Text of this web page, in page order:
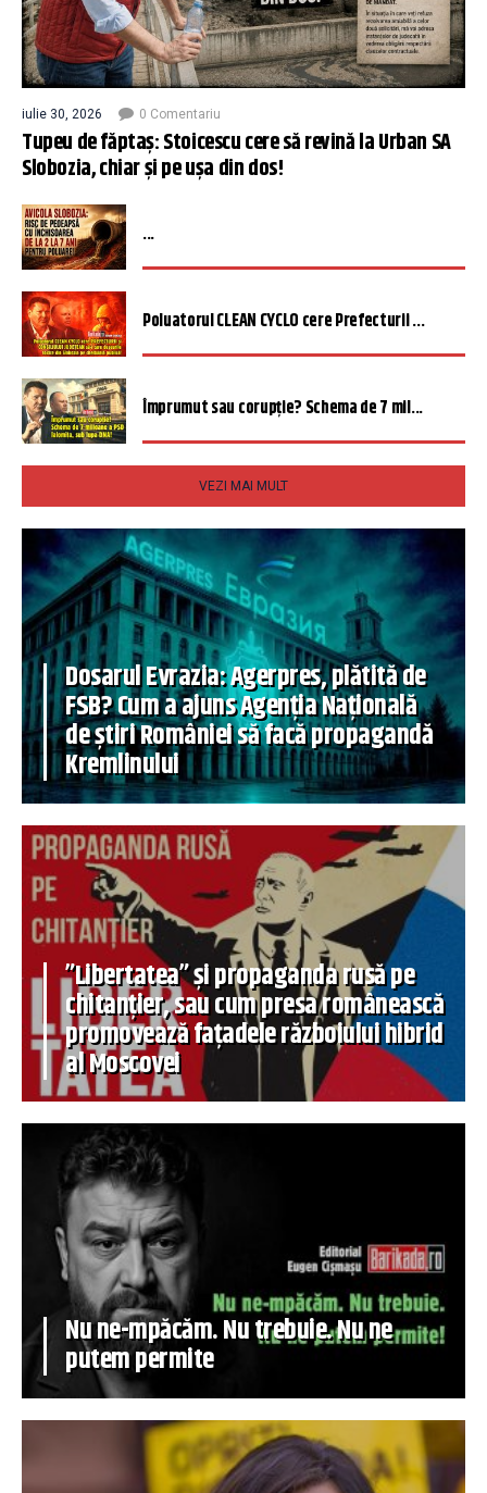
iulie 30, 2026 0 Comentariu
Tupeu de făptaș: Stoicescu cere să revină la Urban SA
Slobozia, chiar și pe ușa din dos!
...
Poluatorul CLEAN CYCLO cere Prefecturii ...
Împrumut sau corupție? Schema de 7 mil...
VEZI MAI MULT
Dosarul Evrazia: Agerpres, plătită de
FSB? Cum a ajuns Agenția Națională
de știri României să facă propagandă
Kremlinului
”Libertatea” și propaganda rusă pe
chitanțier, sau cum presa românească
promovează fațadele războiului hibrid
al Moscovei
Nu ne-mpăcăm. Nu trebuie. Nu ne
putem permite